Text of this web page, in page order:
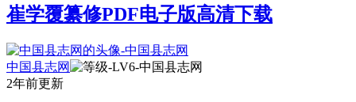
崔学覆纂修PDF电子版高清下载
中国县志网
2年前更新